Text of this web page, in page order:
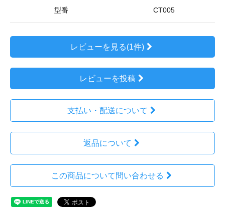
型番 CT005
レビューを見る(1件)
レビューを投稿
支払い・配送について
返品について
この商品について問い合わせる